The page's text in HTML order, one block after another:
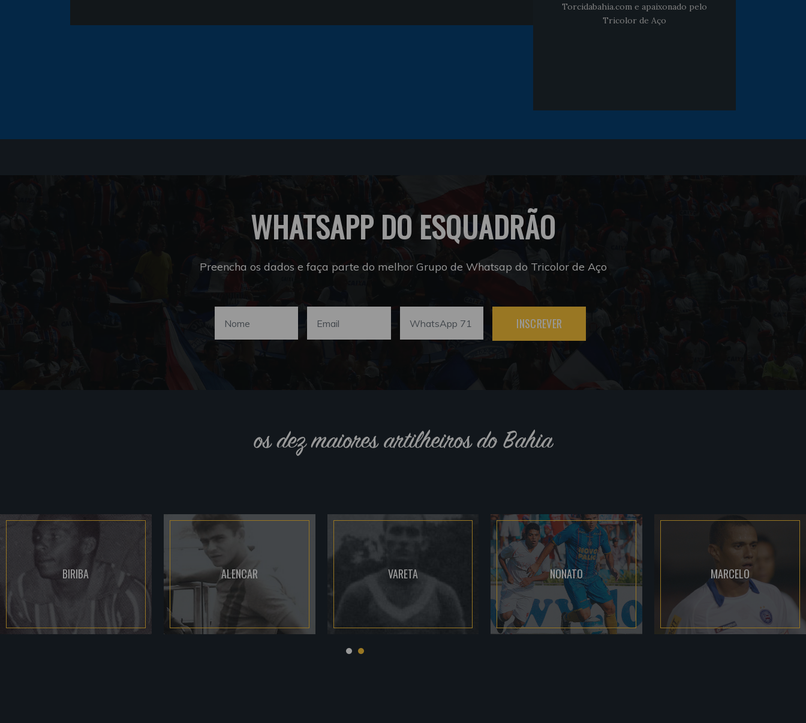
Torcidabahia.com e apaixonado pelo
Tricolor de Aço
WHATSAPP DO ESQUADRÃO
Preencha os dados e faça parte do melhor Grupo de Whatsap do Tricolor de Aço
INSCREVER
os dez maiores artilheiros do Bahia
BIRIBA ALENCAR VARETA NONATO MARCELO